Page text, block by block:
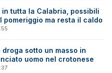
tutta la Calabria, possibili
pomeriggio ma resta il caldo
droga sotto un masso in
uomo nel crotonese